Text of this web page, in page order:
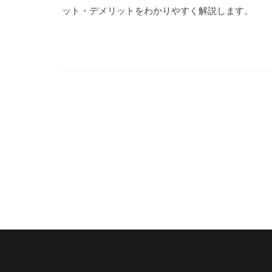
ット・デメリットをわかりやすく解説します。